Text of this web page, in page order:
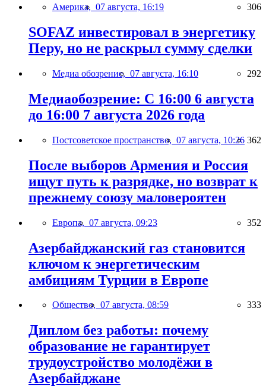
Америка, 07 августа, 16:19 306
SOFAZ инвестировал в энергетику
Перу, но не раскрыл сумму сделки
Медиа обозрение, 07 августа, 16:10 292
Медиаобозрение: С 16:00 6 августа
до 16:00 7 августа 2026 года
Постсоветское пространство, 07 августа, 10:26 362
После выборов Армения и Россия
ищут путь к разрядке, но возврат к
прежнему союзу маловероятен
Европа, 07 августа, 09:23 352
Азербайджанский газ становится
ключом к энергетическим
амбициям Турции в Европе
Общество, 07 августа, 08:59 333
Диплом без работы: почему
образование не гарантирует
трудоустройство молодёжи в
Азербайджане